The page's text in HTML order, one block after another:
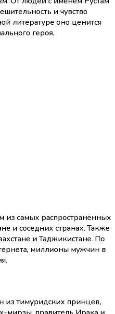
и чувство
литературе оно ценится
героя.
из самых распространённых
и соседних странах. Также
и Таджикистане. По
миллионы мужчин в
из тимуридских принцев,